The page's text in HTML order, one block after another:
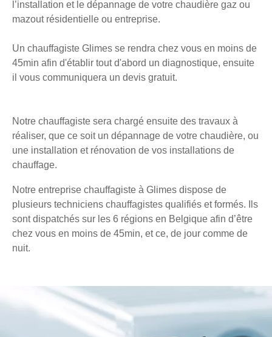
l’installation et le dépannage de votre chaudière gaz ou
mazout résidentielle ou entreprise.
Un chauffagiste Glimes se rendra chez vous en moins de
45min afin d'établir tout d'abord un diagnostique, ensuite
il vous communiquera un devis gratuit.
Notre chauffagiste sera chargé ensuite des travaux à
réaliser, que ce soit un dépannage de votre chaudière, ou
une installation et rénovation de vos installations de
chauffage.
Notre entreprise chauffagiste à Glimes dispose de
plusieurs techniciens chauffagistes qualifiés et formés. Ils
sont dispatchés sur les 6 régions en Belgique afin d’être
chez vous en moins de 45min, et ce, de jour comme de
nuit.